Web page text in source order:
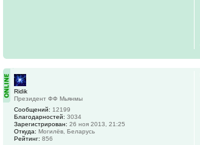
Ridik
Президент ФФ Мьянмы
Сообщений: 12199
Благодарностей: 3034
Зарегистрирован: 26 ноя 2013, 21:25
Откуда: Могилёв, Беларусь
Рейтинг: 856